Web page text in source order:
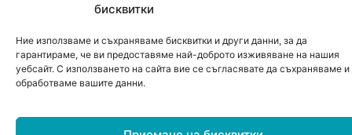
бисквитки
Ние използваме и съхраняваме бисквитки и други данни, за да
гарантираме, че ви предоставяме най-доброто изживяване на нашия
уебсайт. С използването на сайта вие се съгласявате да съхраняваме и
обработваме вашите данни.